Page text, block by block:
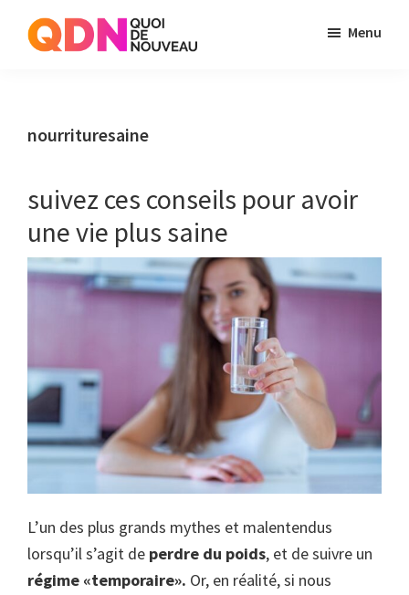
site
Menu
nourrituresaine
suivez ces conseils pour avoir
une vie plus saine
L’un des plus grands mythes et malentendus
lorsqu’il s’agit de perdre du poids, et de suivre un
régime «temporaire». Or, en réalité, si nous